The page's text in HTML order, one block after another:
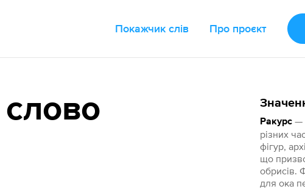
Покажчик слів Про проєкт
Ракурс —
різних
фігур,
що
обрисів.
для ока